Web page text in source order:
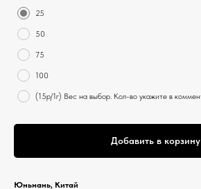
25
50
75
100
Добавить в корзину
Юньнань, Китай